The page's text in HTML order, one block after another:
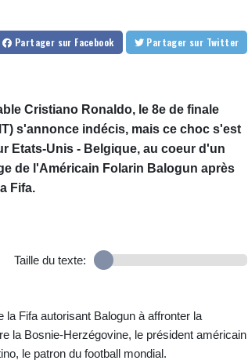
Partager sur Facebook Partager sur Twitter
Cristiano Ronaldo, le 8e de finale
s'annonce indécis, mais ce choc s'est
Etats-Unis - Belgique, au coeur d'un
de l'Américain Folarin Balogun après
Fifa.
Taille du texte:
Fifa autorisant Balogun à affronter la
la Bosnie-Herzégovine, le président américain
le patron du football mondial.